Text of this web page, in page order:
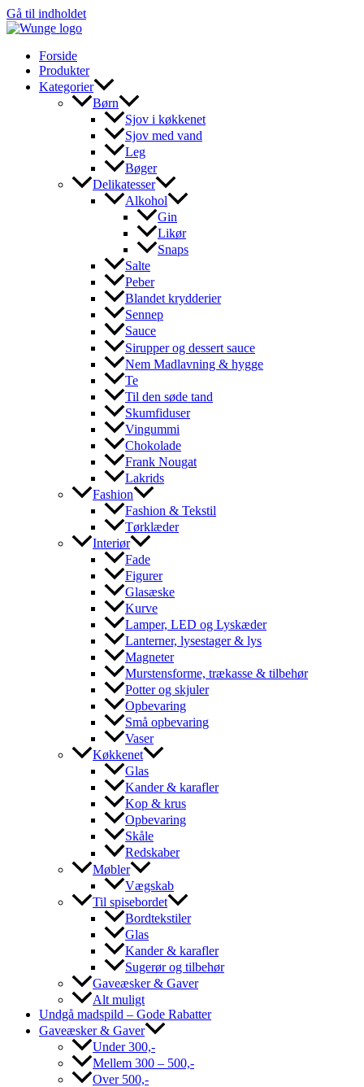
Gå til indholdet
Forside
Produkter
Kategorier
Børn
Sjov i køkkenet
Sjov med vand
Leg
Bøger
Delikatesser
Alkohol
Gin
Likør
Snaps
Salte
Peber
Blandet krydderier
Sennep
Sauce
Sirupper og dessert sauce
Nem Madlavning & hygge
Te
Til den søde tand
Skumfiduser
Vingummi
Chokolade
Frank Nougat
Lakrids
Fashion
Fashion & Tekstil
Tørklæder
Interiør
Fade
Figurer
Glasæske
Kurve
Lamper, LED og Lyskæder
Lanterner, lysestager & lys
Magneter
Murstensforme, trækasse & tilbehør
Potter og skjuler
Opbevaring
Små opbevaring
Vaser
Køkkenet
Glas
Kander & karafler
Kop & krus
Opbevaring
Skåle
Redskaber
Møbler
Vægskab
Til spisebordet
Bordtekstiler
Glas
Kander & karafler
Sugerør og tilbehør
Gaveæsker & Gaver
Alt muligt
Undgå madspild – Gode Rabatter
Gaveæsker & Gaver
Under 300,-
Mellem 300 – 500,-
Over 500,-